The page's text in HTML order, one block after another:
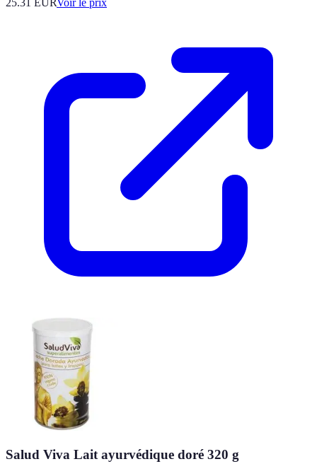
Salud Viva Lait ayurvédique doré 320 g